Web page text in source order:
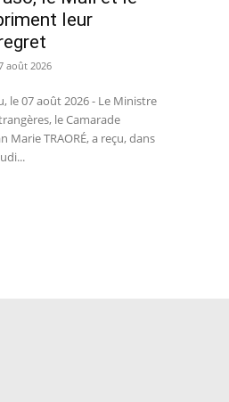
leur
août 2026
le 07 août 2026 - Le Ministre
le Camarade
Marie TRAORÉ, a reçu, dans